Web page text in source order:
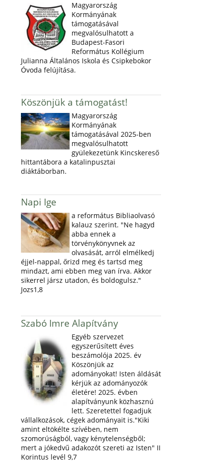
Magyarország
Kormányának
támogatásával
megvalósulhatott a
Budapest-Fasori
Református Kollégium
Julianna Általános Iskola és Csipkebokor
Óvoda felújítása.
Köszönjük a támogatást!
Magyarország
Kormányának
támogatásával 2025-ben
megvalósulhatott
gyülekezetünk Kincskereső
hittantábora a katalinpusztai
diáktáborban.
Napi Ige
a református Bibliaolvasó
kalauz szerint. "Ne hagyd
abba ennek a
törvénykönyvnek az
olvasását, arról elmélkedj
éjjel-nappal, őrizd meg és tartsd meg
mindazt, ami ebben meg van írva. Akkor
sikerrel jársz utadon, és boldogulsz."
Jozs1,8
Szabó Imre Alapítvány
Egyéb szervezet
egyszerűsített éves
beszámolója 2025. év
Köszönjük az
adományokat! Isten áldását
kérjük az adományozók
életére! 2025. évben
alapítványunk közhasznú
lett. Szeretettel fogadjuk
vállalkozások, cégek adományait is."Kiki
amint eltökélte szívében, nem
szomorúságból, vagy kénytelenségből;
mert a jókedvű adakozót szereti az Isten" II
Korintus levél 9,7